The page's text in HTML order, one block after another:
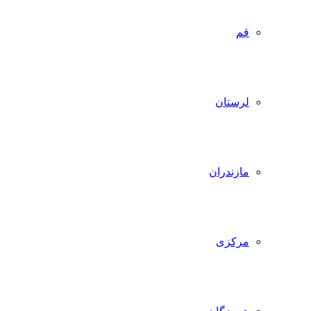
قم
لرستان
مازندران
مرکزی